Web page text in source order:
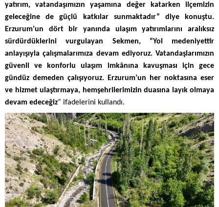
yatırım, vatandaşımızın yaşamına değer katarken ilçemizin
geleceğine de güçlü katkılar sunmaktadır” diye konuştu.
Erzurum’un dört bir yanında ulaşım yatırımlarını aralıksız
sürdürdüklerini vurgulayan Sekmen, “Yol medeniyettir
anlayışıyla çalışmalarımıza devam ediyoruz. Vatandaşlarımızın
güvenli ve konforlu ulaşım imkânına kavuşması için gece
gündüz demeden çalışıyoruz. Erzurum’un her noktasına eser
ve hizmet ulaştırmaya, hemşehrilerimizin duasına layık olmaya
devam edeceğiz” ifadelerini kullandı.